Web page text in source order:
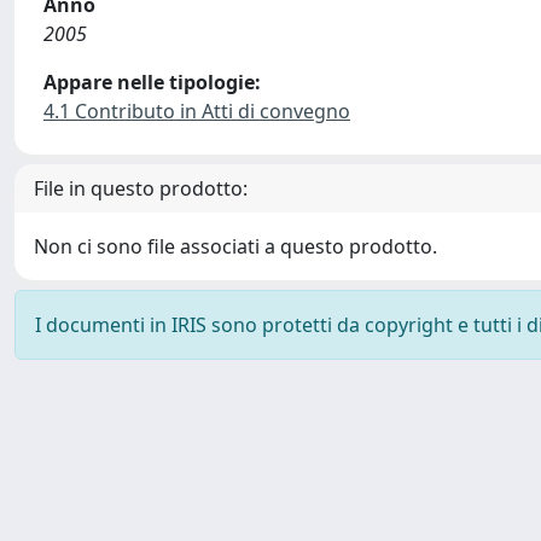
2005
Appare nelle tipologie:
4.1 Contributo in Atti di convegno
File in questo prodotto:
Non ci sono file associati a questo prodotto.
I documenti in IRIS sono protetti da copyright e tutti i